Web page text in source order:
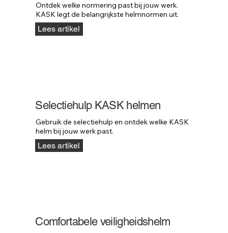
Ontdek welke normering past bij jouw werk.
KASK legt de belangrijkste helmnormen uit.
Lees artikel
Selectiehulp KASK helmen
Gebruik de selectiehulp en ontdek welke KASK
helm bij jouw werk past.
Lees artikel
Comfortabele veiligheidshelm